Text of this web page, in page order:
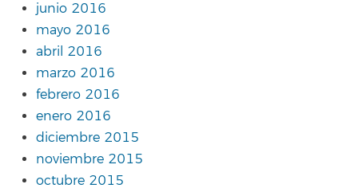
junio 2016
mayo 2016
abril 2016
marzo 2016
febrero 2016
enero 2016
diciembre 2015
noviembre 2015
octubre 2015